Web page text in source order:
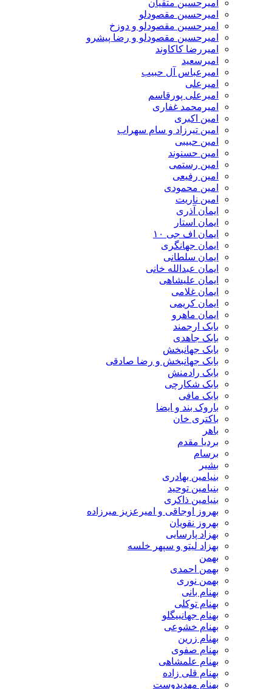
امیرحسین متقیان
امیرحسین مقصودلو
امیرحسین مقصودلو و دوزخ
امیرحسین مقصودلو و رضا پیشرو
امیررضا کاکاوند
امیرسعید
امیرعباس آل حبیب
امیرعلی
امیرعلی پورقاسم
امیرمحمد غفاری
امین اکبری
امین تیرزاد و سام سهراب
امین حبیبی
امین حسنوند
امین رستمی
امین رفیعی
امین محمودی
امین ناریت
ایمان آذری
ایمان استار
ایمان اف جی ۱۰
ایمان جهانگری
ایمان سلطانی
ایمان عبدالله خانی
ایمان علیشاهی
ایمان غلامی
ایمان کریمی
ایمان ماهرو
بابک ارجمند
بابک جاهدی
بابک جهانبخش
بابک جهانبخش و رضا صادقی
بابک رادمنش
بابک شکارچی
بابک مافی
باروک بند و ایضا
باکتری خان
باهر
بردیا مقدم
برسام
بشیر
بنیامین بهادری
بنیامین توحید
بنیامین ذاکری
بهروز اوجاقی و امیرعزیز میرزاده
بهروز نقویان
بهزاد پارسایی
بهزاد لیتو و سپهر خلسه
بهمن
بهمن احمدی
بهمن نوری
بهنام بانی
بهنام توکلی
بهنام جهانبیگلو
بهنام خشوعی
بهنام زرین
بهنام صفوی
بهنام علمشاهی
بهنام قلی زاده
بهنام مهدیدوست